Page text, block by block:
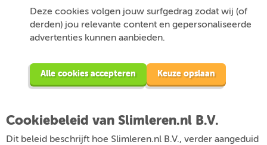
Deze cookies volgen jouw surfgedrag zodat wij (of
derden) jou relevante content en gepersonaliseerde
advertenties kunnen aanbieden.
Alle cookies accepteren Keuze opslaan
Cookiebeleid van Slimleren.nl B.V.
Dit beleid beschrijft hoe Slimleren.nl B.V., verder aangeduid